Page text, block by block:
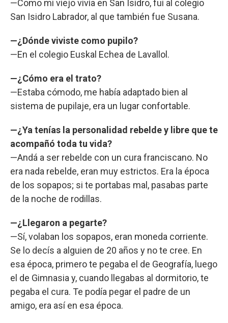
—Como mi viejo vivía en San Isidro, fui al colegio
San Isidro Labrador, al que también fue Susana.
—¿Dónde viviste como pupilo?
—En el colegio Euskal Echea de Lavallol.
—¿Cómo era el trato?
—Estaba cómodo, me había adaptado bien al
sistema de pupilaje, era un lugar confortable.
—¿Ya tenías la personalidad rebelde y libre que te
acompañó toda tu vida?
—Andá a ser rebelde con un cura franciscano. No
era nada rebelde, eran muy estrictos. Era la época
de los sopapos; si te portabas mal, pasabas parte
de la noche de rodillas.
—¿Llegaron a pegarte?
—Sí, volaban los sopapos, eran moneda corriente.
Se lo decís a alguien de 20 años y no te cree. En
esa época, primero te pegaba el de Geografía, luego
el de Gimnasia y, cuando llegabas al dormitorio, te
pegaba el cura. Te podía pegar el padre de un
amigo, era así en esa época.